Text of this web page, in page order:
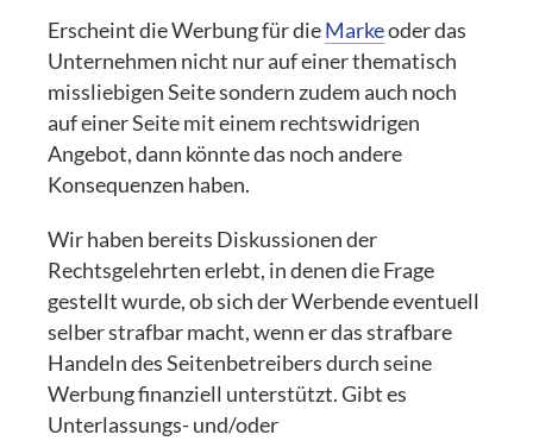
Erscheint die Werbung für dieMarkeoder das
Unternehmen nicht nur auf einer thematisch
missliebigen Seite sondern zudem auch noch
auf einer Seite mit einem rechtswidrigen
Angebot, dann könnte das noch andere
Konsequenzen haben.
Wir haben bereits Diskussionen der
Rechtsgelehrten erlebt, in denen die Frage
gestellt wurde, ob sich der Werbende eventuell
selber strafbar macht, wenn er das strafbare
Handeln des Seitenbetreibers durch seine
Werbung finanziell unterstützt. Gibt es
Unterlassungs- und/oder